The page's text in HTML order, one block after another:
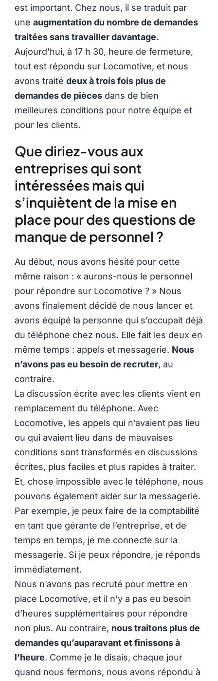
est important. Chez nous, il se traduit par
une augmentation du nombre de demandes
traitées sans travailler davantage.
Aujourd’hui, à 17 h 30, heure de fermeture,
tout est répondu sur Locomotive, et nous
avons traité deux à trois fois plus de
demandes de piècesdans de bien
meilleures conditions pour notre équipe et
pour les clients.
Que diriez-vous aux
entreprises qui sont
intéressées mais qui
s’inquiètent de la mise en
place pour des questions de
manque de personnel ?
Au début, nous avons hésité pour cette
même raison : « aurons-nous le personnel
pour répondre sur Locomotive ? » Nous
avons finalement décidé de nous lancer et
avons équipé la personne qui s’occupait déjà
du téléphone chez nous. Elle fait les deux en
même temps : appels et messagerie. Nous
n’avons pas eu besoin de recruter, au
contraire.
La discussion écrite avec les clients vient en
remplacement du téléphone. Avec
Locomotive, les appels qui n’avaient pas lieu
ou qui avaient lieu dans de mauvaises
conditions sont transformés en discussions
écrites, plus faciles et plus rapides à traiter.
Et, chose impossible avec le téléphone, nous
pouvons également aider sur la messagerie.
Par exemple, je peux faire de la comptabilité
en tant que gérante de l’entreprise, et de
temps en temps, je me connecte sur la
messagerie. Si je peux répondre, je réponds
immédiatement.
Nous n’avons pas recruté pour mettre en
place Locomotive, et il n’y a pas eu besoin
d’heures supplémentaires pour répondre
non plus. Au contraire, nous traitons plus de
demandes qu’auparavant et finissons à
l’heure. Comme je le disais, chaque jour
quand nous fermons, nous avons répondu à